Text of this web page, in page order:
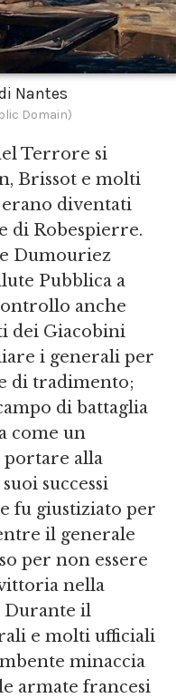
Nantes
Domain)
Terrore si
Brissot e molti
diventati
di Robespierre.
Dumouriez
Pubblica a
anche
dei Giacobini
i generali per
di tradimento;
di battaglia
come un
portare alla
successi
fu giustiziato per
il generale
per non essere
nella
Durante il
e molti ufficiali
minaccia
armate francesi